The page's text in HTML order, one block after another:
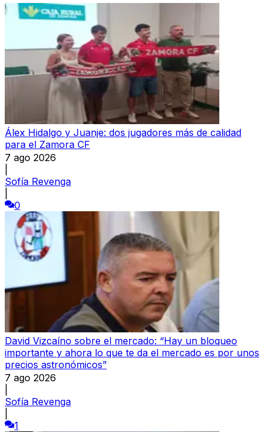
Álex Hidalgo y Juanje: dos jugadores más de calidad
para el Zamora CF
7 ago 2026
Sofía Revenga
0
David Vizcaíno sobre el mercado: “Hay un bloqueo
importante y ahora lo que te da el mercado es por unos
precios astronómicos”
7 ago 2026
Sofía Revenga
1